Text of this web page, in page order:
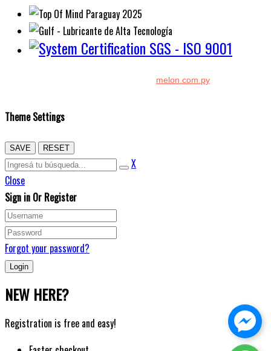
melon.com.py
Theme Settings
SAVE RESET
X
Close
Sign in Or Register
Forgot your password?
NEW HERE?
Registration is free and easy!